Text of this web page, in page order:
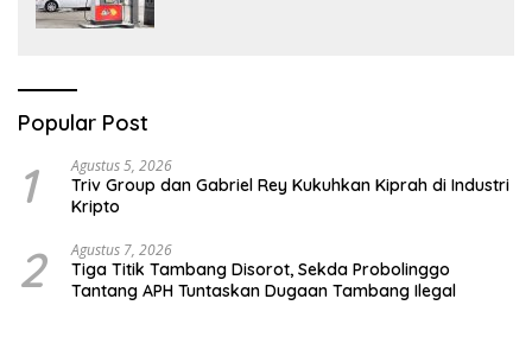
Popular Post
1 Agustus 5, 2026
Triv Group dan Gabriel Rey Kukuhkan Kiprah di Industri
Kripto
2 Agustus 7, 2026
Tiga Titik Tambang Disorot, Sekda Probolinggo
Tantang APH Tuntaskan Dugaan Tambang Ilegal